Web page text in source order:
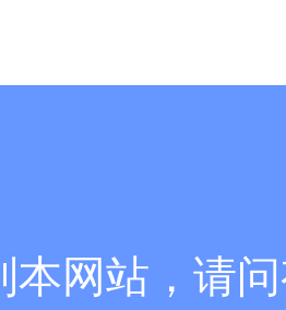
本网站，请